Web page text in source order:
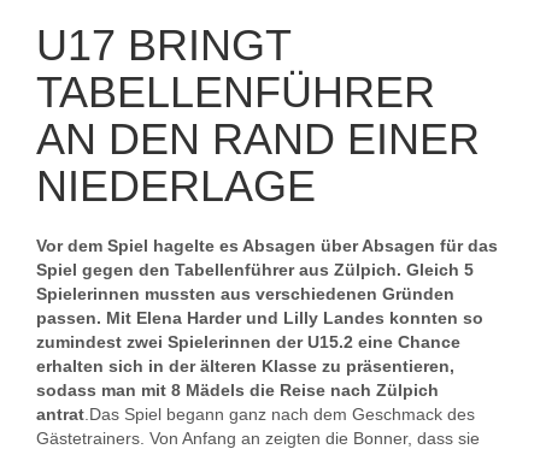
U17 BRINGT
TABELLENFÜHRER
AN DEN RAND EINER
NIEDERLAGE
Vor dem Spiel hagelte es Absagen über Absagen für das
Spiel gegen den Tabellenführer aus Zülpich. Gleich 5
Spielerinnen mussten aus verschiedenen Gründen
passen. Mit Elena Harder und Lilly Landes konnten so
zumindest zwei Spielerinnen der U15.2 eine Chance
erhalten sich in der älteren Klasse zu präsentieren,
sodass man mit 8 Mädels die Reise nach Zülpich
antrat Das Spiel begann ganz nach dem Geschmack des
Gästetrainers. Von Anfang an zeigten die Bonner, dass sie